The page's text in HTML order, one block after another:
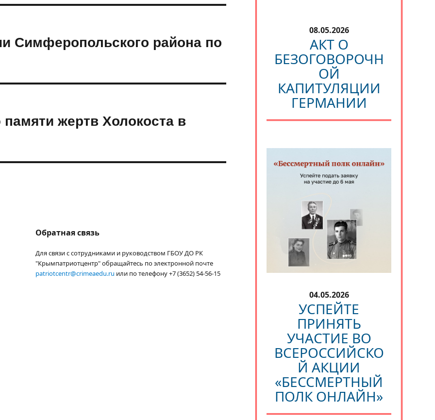
Симферопольского района по
жертв Холокоста в
Обратная связь
Для связи с сотрудниками и руководством ГБОУ ДО РК
"Крымпатриотцентр" обращайтесь по электронной почте
patriotcentr@crimeaedu.ru или по телефону +7 (3652) 54-56-15
08.05.2026
АКТ О
БЕЗОГОВОРОЧН
ОЙ
КАПИТУЛЯЦИИ
ГЕРМАНИИ
04.05.2026
УСПЕЙТЕ
ПРИНЯТЬ
УЧАСТИЕ ВО
ВСЕРОССИЙСКО
Й АКЦИИ
«БЕССМЕРТНЫЙ
ПОЛК ОНЛАЙН»